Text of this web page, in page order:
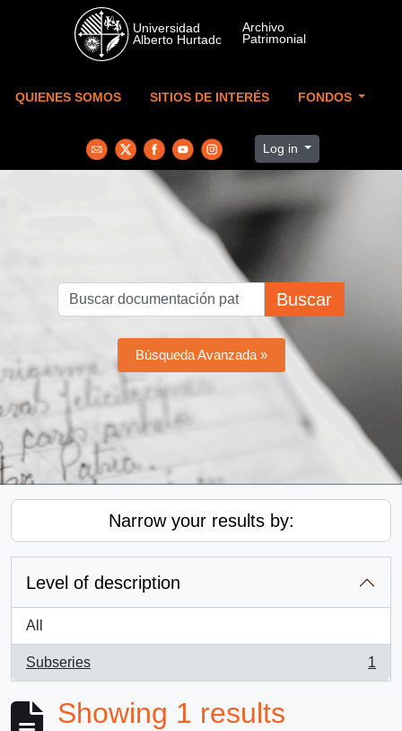
Skip to main content
QUIENES SOMOS SITIOS DE INTERÉS FONDOS
Log in
Buscar
Búsqueda Avanzada »
Narrow your results by:
Level of description
All
Subseries
, 1 results
1
Showing 1 results